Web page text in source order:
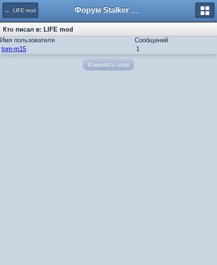
← LIFE mod Форум Stalker Simbion Mod
Кто писал в: LIFE mod
Имя пользователя
Сообщений
tom-m15
1
Изменить тему